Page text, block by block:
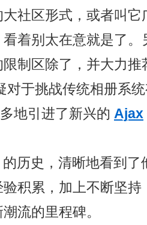
社区形式，或者叫
着别太在意就是了
制区除了，并大力
对于挑战传统相册系
地引进了新兴的 Ajax
史，清晰地看到了
积累，加上不断坚
流的里程碑。